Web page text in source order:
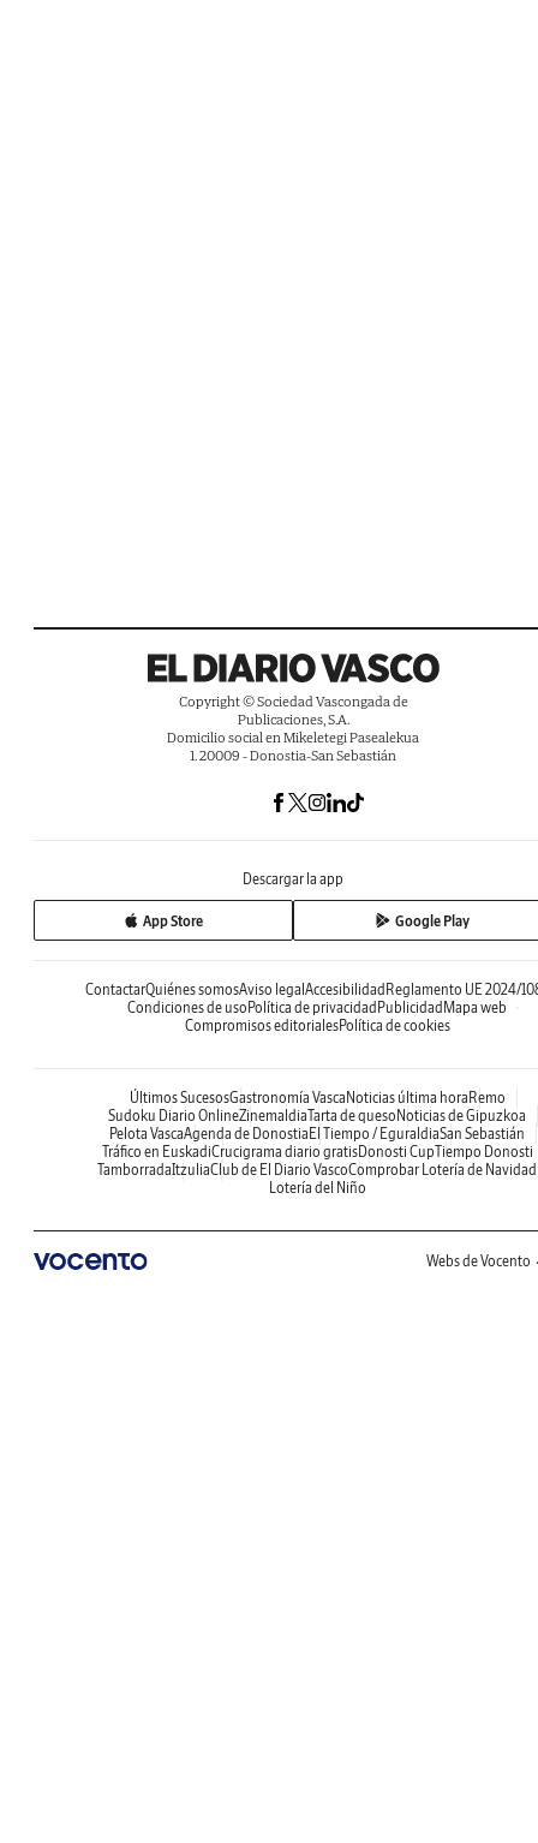
Copyright © Sociedad Vascongada de
Publicaciones, S.A.
Domicilio social en Mikeletegi Pasealekua
1. 20009 - Donostia-San Sebastián
Descargar la app
App Store Google Play
ContactarQuiénes somosAviso legal Accesibilidad Reglamento UE 2024/
Condiciones de uso Política de privacidad Publicidad Mapa web
Compromisos editorialesPolítica de cookies
Últimos SucesosGastronomía Vasca Noticias última hora Remo
Sudoku Diario OnlineZinemaldiaTarta de queso Noticias de Gipuzkoa
Pelota VascaAgenda de Donostia El Tiempo / EguraldiaSan Sebastián
Tráfico en EuskadiCrucigrama diario gratisDonosti CupTiempo Donosti
TamborradaItzuliaClub de El Diario VascoComprobar Lotería de Navidad
Lotería del Niño
Webs de Vocento